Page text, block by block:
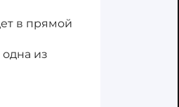
в прямой
из